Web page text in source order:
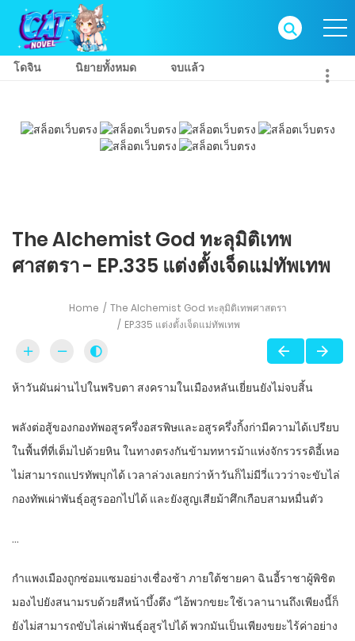
โดจิน นิยายทั้งหมด จบแล้ว
The Alchemist God ทะลุมิติเทพ
ศาสตรา - EP.335 แต่งตั้งเจ็ดแม่ทัพเทพ
Home
The Alchemist God ทะลุมิติเทพศาสตรา
EP.335 แต่งตั้งเจ็ดแม่ทัพเทพ
ห้าวันผันผ่านไปในพริบตา สงครามในเมืองหลันเยี่ยนยังไม่จบสิ้น
พลังต่อสู้ของกองทัพอสูรครึ่งอสรพิษและอสูรครึ่งกิ้งก่ามีความได้เปรียบ
ในพื้นที่ที่เต็มไปด้วยหิน ในทางตรงกันข้ามทหารม้าแห่งจักรวรรดิอี้เหอ
ไม่สามารถแปรทัพบุกได้ เวลาล่วงเลยกว่าห้าวันก็ไม่มีวี่แววว่าจะขับไล่
กองทัพเผ่าพันธุ์อสูรออกไปได้ และยังสูญเสียม้าศึกเกือบสามหมื่นตัว
…
กำแพงเมืองถูกซ่อมแซมอย่างเชื่องช้า ภายใต้ชายคา ฉินอี้ราชาผู้พิชิต
มองไปยังสนามรบด้วยสีหน้าบึ้งตึง “ไอ้พวกขยะใช้เวลานานถึงเพียงนี้ก็
ยังไม่สามารถขับไล่เผ่าพันธุ์อสูรไปได้ พวกมันเป็นเพียงขยะไร้ค่าอย่าง